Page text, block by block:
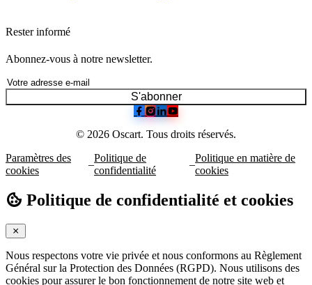
Rester informé
Abonnez-vous à notre newsletter.
S'abonner
© 2026 Oscart. Tous droits réservés.
Paramètres des
cookies
–
Politique de
confidentialité
–
Politique en matière de
cookies
Politique de confidentialité et cookies
Nous respectons votre vie privée et nous conformons au Règlement
Général sur la Protection des Données (RGPD). Nous utilisons des
cookies pour assurer le bon fonctionnement de notre site web et